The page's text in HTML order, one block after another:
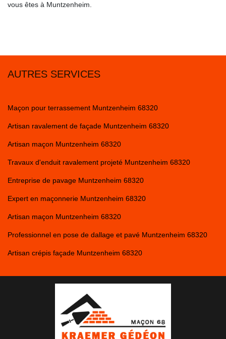
vous êtes à Muntzenheim.
AUTRES SERVICES
Maçon pour terrassement Muntzenheim 68320
Artisan ravalement de façade Muntzenheim 68320
Artisan maçon Muntzenheim 68320
Travaux d'enduit ravalement projeté Muntzenheim 68320
Entreprise de pavage Muntzenheim 68320
Expert en maçonnerie Muntzenheim 68320
Artisan maçon Muntzenheim 68320
Professionnel en pose de dallage et pavé Muntzenheim 68320
Artisan crépis façade Muntzenheim 68320